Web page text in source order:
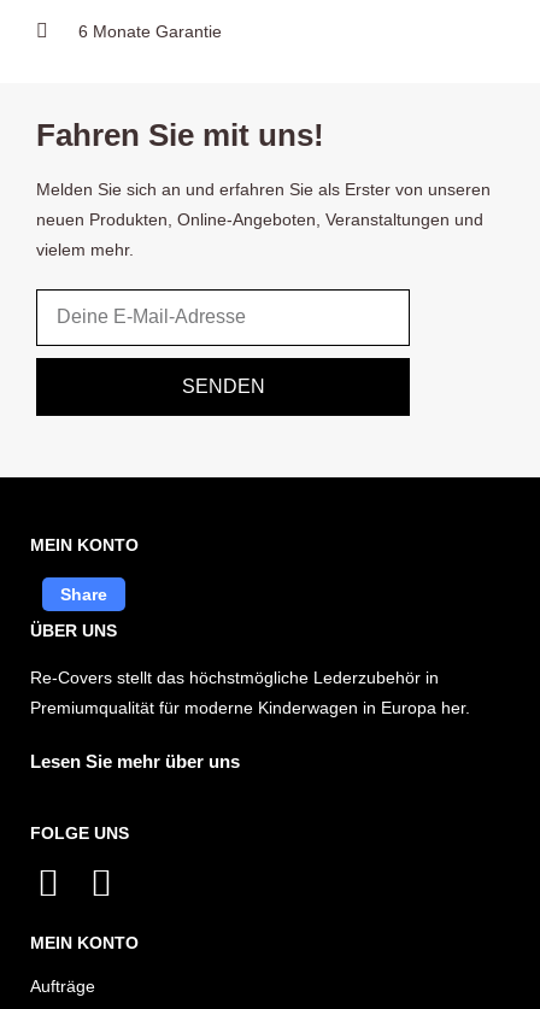
6 Monate Garantie
Fahren Sie mit uns!
Melden Sie sich an und erfahren Sie als Erster von unseren
neuen Produkten, Online-Angeboten, Veranstaltungen und
vielem mehr.
SENDEN
MEIN KONTO
Share
ÜBER UNS
Re-Covers stellt das höchstmögliche Lederzubehör in
Premiumqualität für moderne Kinderwagen in Europa her.
Lesen Sie mehr über uns
FOLGE UNS
I
s
t
F
c
MEIN KONTO
Aufträge